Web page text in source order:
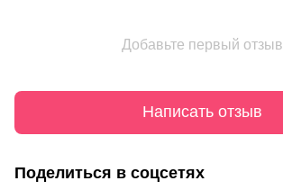
Добавьте первый отзыв
Написать отзыв
Поделиться в соцсетях